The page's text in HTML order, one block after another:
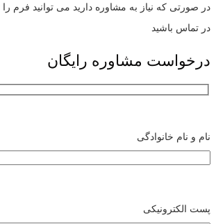
در صورتی که نیاز به مشاوره دارید می توانید فرم را
در تماس باشید
درخواست مشاوره رایگان
نام و نام خانوادگی
پست الکترونیکی